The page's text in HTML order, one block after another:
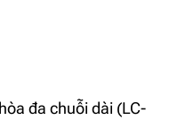
đa chuỗi dài (LC-